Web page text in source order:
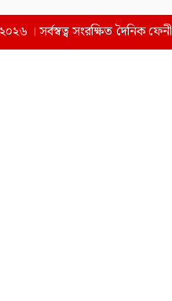
। সর্বস্বত্ব সংরক্ষিত দৈনিক ফেনী